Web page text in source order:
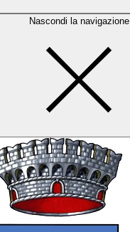
Nascondi la navigazione